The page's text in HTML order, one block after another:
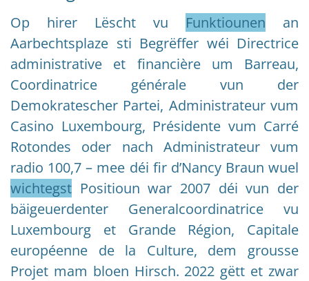
Op hirer Lëscht vu Funktiounen an
Aarbechtsplaze sti Begrëffer wéi Directrice
administrative et financière um Barreau,
Coordinatrice générale vun der
Demokratescher Partei, Administrateur vum
Casino Luxembourg, Présidente vum Carré
Rotondes oder nach Administrateur vum
radio 100,7 – mee déi fir d’Nancy Braun wuel
wichtegst Positioun war 2007 déi vun der
bäigeuerdenter Generalcoordinatrice vu
Luxembourg et Grande Région, Capitale
européenne de la Culture, dem grousse
Projet mam bloen Hirsch. 2022 gëtt et zwar